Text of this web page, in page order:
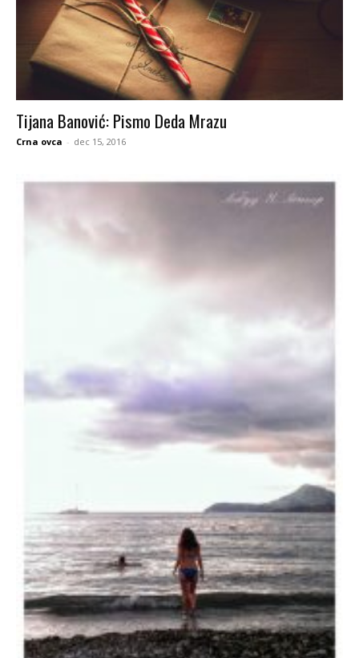
Tijana Banović: Pismo Deda Mrazu
Crna ovca - dec 15, 2016